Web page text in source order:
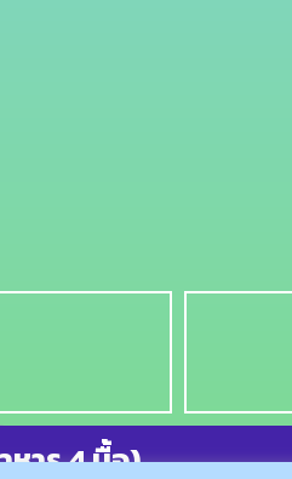
าร 4 มื้อ)